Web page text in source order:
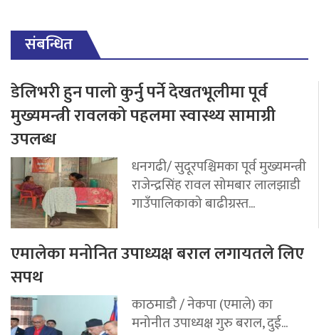
संबन्धित
डेलिभरी हुन पालो कुर्नु पर्ने देखतभूलीमा पूर्व
मुख्यमन्त्री रावलको पहलमा स्वास्थ्य सामाग्री
उपलब्ध
धनगढी/ सुदूरपश्चिमका पूर्व मुख्यमन्त्री
राजेन्द्रसिंह रावल सोमबार लालझाडी
गाउँपालिकाको बाढीग्रस्त...
एमालेका मनोनित उपाध्यक्ष बराल लगायतले लिए
सपथ
काठमाडौ / नेकपा (एमाले) का
मनोनीत उपाध्यक्ष गुरु बराल, दुई...